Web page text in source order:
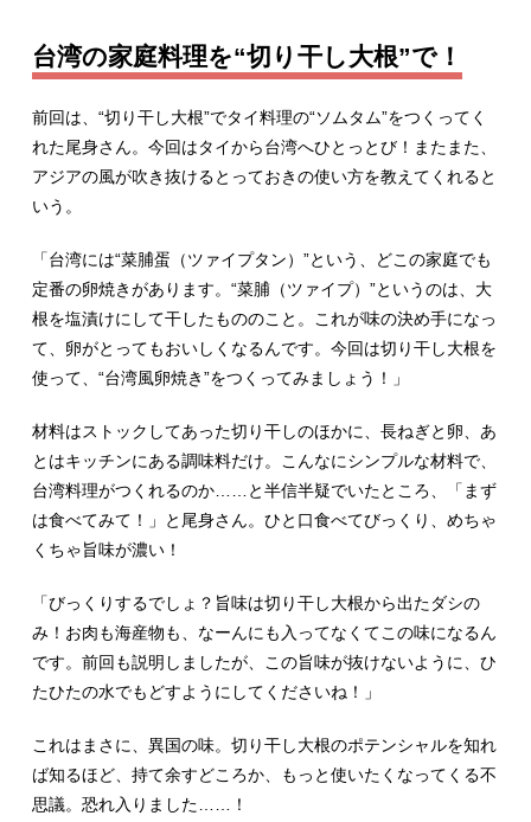
台湾の家庭料理を“切り干し大根”で！
前回は、“切り干し大根”でタイ料理の“ソムタム”をつくってく
れた尾身さん。今回はタイから台湾へひとっとび！またまた、
アジアの風が吹き抜けるとっておきの使い方を教えてくれると
いう。
「台湾には“菜脯蛋（ツァイプタン）”という、どこの家庭でも
定番の卵焼きがあります。“菜脯（ツァイプ）”というのは、大
根を塩漬けにして干したもののこと。これが味の決め手になっ
て、卵がとってもおいしくなるんです。今回は切り干し大根を
使って、“台湾風卵焼き”をつくってみましょう！」
材料はストックしてあった切り干しのほかに、長ねぎと卵、あ
とはキッチンにある調味料だけ。こんなにシンプルな材料で、
台湾料理がつくれるのか……と半信半疑でいたところ、「まず
は食べてみて！」と尾身さん。ひと口食べてびっくり、めちゃ
くちゃ旨味が濃い！
「びっくりするでしょ？旨味は切り干し大根から出たダシの
み！お肉も海産物も、なーんにも入ってなくてこの味になるん
です。前回も説明しましたが、この旨味が抜けないように、ひ
たひたの水でもどすようにしてくださいね！」
これはまさに、異国の味。切り干し大根のポテンシャルを知れ
ば知るほど、持て余すどころか、もっと使いたくなってくる不
思議。恐れ入りました……！